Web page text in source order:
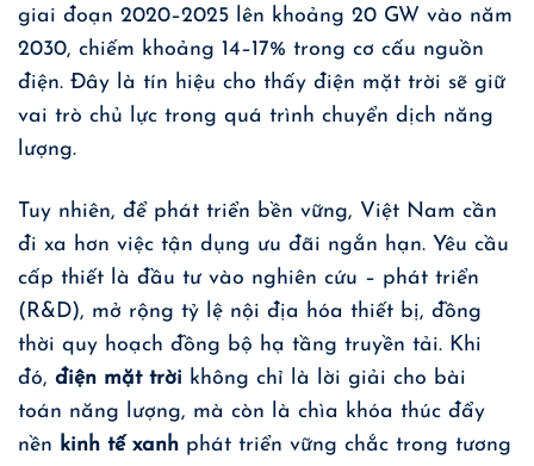
giai đoạn 2020–2025 lên khoảng 20 GW vào năm
2030, chiếm khoảng 14–17% trong cơ cấu nguồn
điện. Đây là tín hiệu cho thấy điện mặt trời sẽ giữ
vai trò chủ lực trong quá trình chuyển dịch năng
lượng.
Tuy nhiên, để phát triển bền vững, Việt Nam cần
đi xa hơn việc tận dụng ưu đãi ngắn hạn. Yêu cầu
cấp thiết là đầu tư vào nghiên cứu – phát triển
(R&D), mở rộng tỷ lệ nội địa hóa thiết bị, đồng
thời quy hoạch đồng bộ hạ tầng truyền tải. Khi
đó, điện mặt trời không chỉ là lời giải cho bài
toán năng lượng, mà còn là chìa khóa thúc đẩy
nền kinh tế xanh phát triển vững chắc trong tương